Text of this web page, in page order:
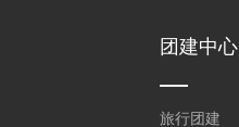
团建中心
旅行团建